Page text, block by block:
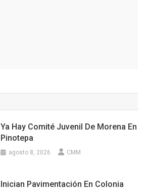
Ya Hay Comité Juvenil De Morena En
Pinotepa
agosto 8, 2026 CMM
Inician Pavimentación En Colonia